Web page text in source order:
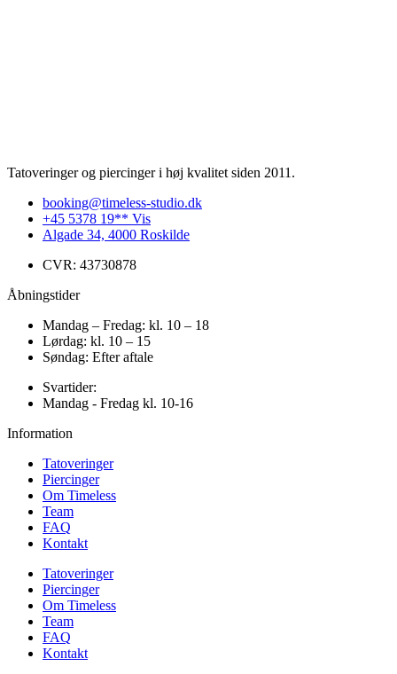
Tatoveringer og piercinger i høj kvalitet siden 2011.
booking@timeless-studio.dk
+45 5378 19** Vis
Algade 34, 4000 Roskilde
CVR: 43730878
Åbningstider
Mandag – Fredag: kl. 10 – 18
Lørdag: kl. 10 – 15
Søndag: Efter aftale
Svartider:
Mandag - Fredag kl. 10-16
Information
Tatoveringer
Piercinger
Om Timeless
Team
FAQ
Kontakt
Tatoveringer
Piercinger
Om Timeless
Team
FAQ
Kontakt